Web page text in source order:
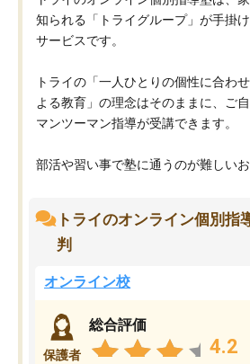
知られる「トライグループ」が手掛
サービスです。
トライの「一人ひとりの個性に合わ
よる教育」の理念はそのままに、ご
マンツーマン指導が受講できます。
部活や習い事で塾に通うのが難しいお...
トライのオンライン個別指
判
オンライン校
保護者
総合評価
4.2